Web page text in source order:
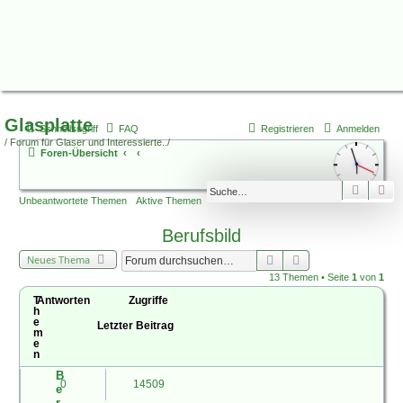
Glasplatte
/ Forum für Glaser und Interessierte../
Suche
Schnellzugriff FAQ Anmelden
Registrieren
Foren-Übersicht
Unbeantwortete Themen Aktive Themen
Berufsbild
Neues Thema Suche
13 Themen • Seite 1 von 1
T
h
e
m
e
n
Antworten
Zugriffe
Letzter Beitrag
B
e0 14509